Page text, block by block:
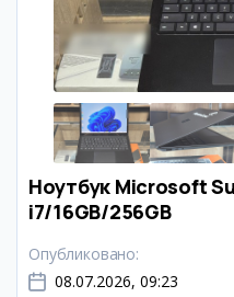
Ноутбук Microsoft
i7/16GB/256GB
Опубликовано:
08.07.2026, 09:23